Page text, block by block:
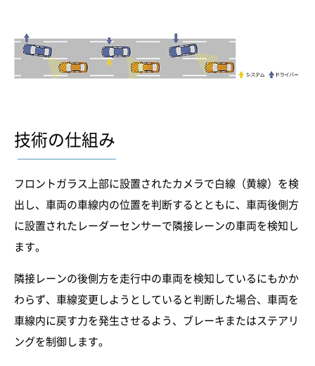
技術の仕組み
フロントガラス上部に設置されたカメラで白線（黄線）を検
出し、車両の車線内の位置を判断するとともに、車両後側方
に設置されたレーダーセンサーで隣接レーンの車両を検知し
ます。
隣接レーンの後側方を走行中の車両を検知しているにもかか
わらず、車線変更しようとしていると判断した場合、車両を
車線内に戻す力を発生させるよう、ブレーキまたはステアリ
ングを制御します。